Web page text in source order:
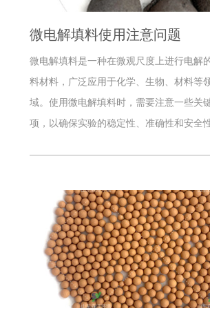
微电解填料使用注意问题
微电解填料是一种在微观尺度上进行电解
料材料，广泛应用于化学、生物、材料等
域。使用微电解填料时，需要注意一些关
项，以确保实验的稳定性、准确性和安全性
人员在使用微电解填料时